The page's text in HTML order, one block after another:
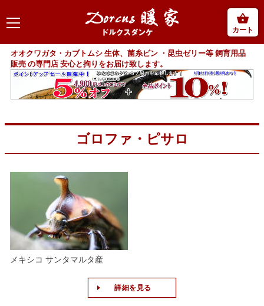
カート
オオクワガタ・カブトムシ 生体、菌糸ビン ・昆虫ゼリー等 飼育用品
販売 の専門店 安心と拘りをお届け致します。
ゴロファ・ピサロ
メキシコ サンタマルタ産
詳細を見る